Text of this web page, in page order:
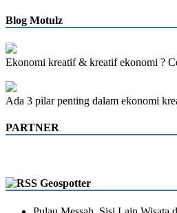
Blog Motulz
Ekonomi kreatif & kreatif ekonomi ?
Ada 3 pilar penting dalam ekonomi
PARTNER
Geospotter